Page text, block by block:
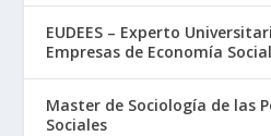
EUDEES – Experto
Empresas de Economía Social
Master de Sociología de las
Sociales